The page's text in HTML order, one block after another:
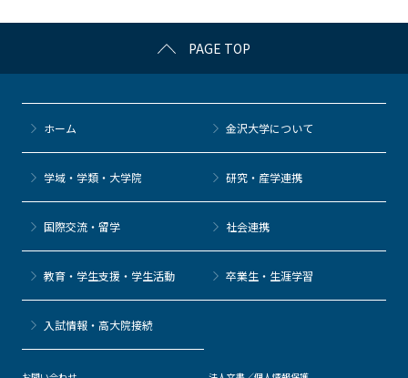
c
e
b
o
o
k
itt
er
c
k
et
e
n
a
e
PAGE TOP
ホーム 金沢大学について
学域・学類・大学院 研究・産学連携
国際交流・留学 社会連携
教育・学生支援・学生活動 卒業生・生涯学習
⼊試情報・高大院接続